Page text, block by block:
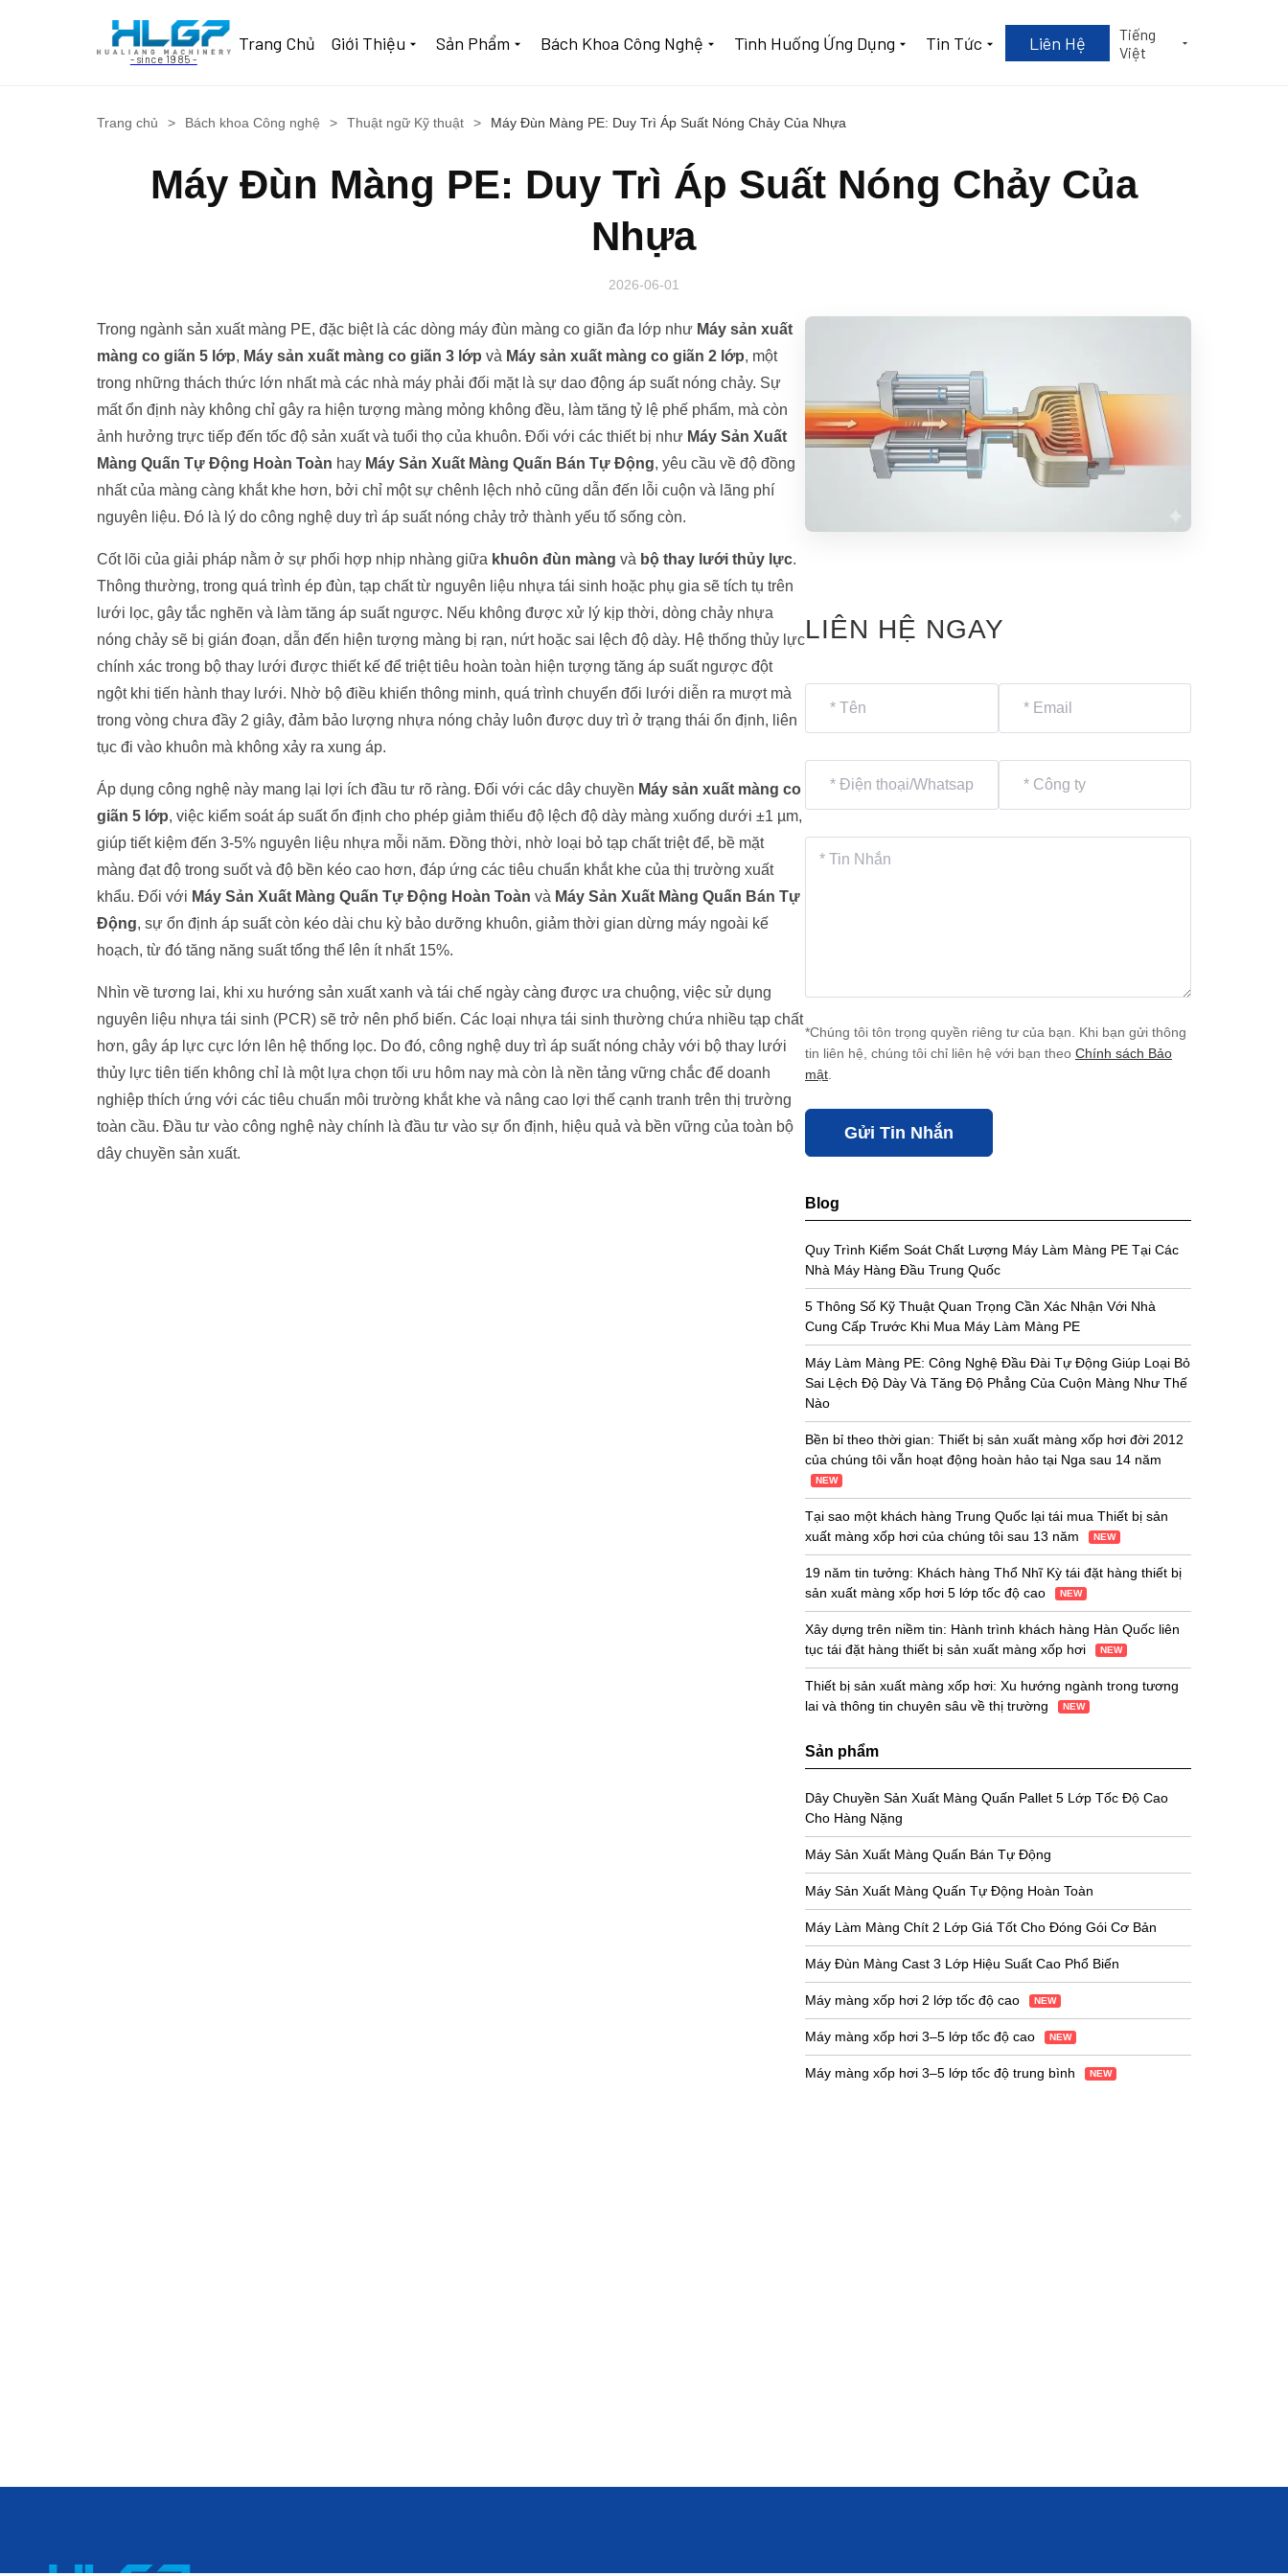
- since 1985 -
Trang Chủ Giới Thiệu Sản Phẩm Bách Khoa Công Nghệ Tình Huống Ứng Dụng Tin Tức Liên Hệ
Tiếng
Việt
Trang chủ > Bách khoa Công nghệ > Thuật ngữ Kỹ thuật > Máy Đùn Màng PE: Duy Trì Áp Suất Nóng Chảy Của Nhựa
Máy Đùn Màng PE: Duy Trì Áp Suất Nóng Chảy Của
Nhựa
2026-06-01
Trong ngành sản xuất màng PE, đặc biệt là các dòng máy đùn màng co giãn đa lớp như Máy sản xuất
màng co giãn 5 lớp, Máy sản xuất màng co giãn 3 lớp và Máy sản xuất màng co giãn 2 lớp, một
trong những thách thức lớn nhất mà các nhà máy phải đối mặt là sự dao động áp suất nóng chảy. Sự
mất ổn định này không chỉ gây ra hiện tượng màng mỏng không đều, làm tăng tỷ lệ phế phẩm, mà còn
ảnh hưởng trực tiếp đến tốc độ sản xuất và tuổi thọ của khuôn. Đối với các thiết bị như Máy Sản Xuất
Màng Quấn Tự Động Hoàn Toàn hay Máy Sản Xuất Màng Quấn Bán Tự Động, yêu cầu về độ đồng
nhất của màng càng khắt khe hơn, bởi chỉ một sự chênh lệch nhỏ cũng dẫn đến lỗi cuộn và lãng phí
nguyên liệu. Đó là lý do công nghệ duy trì áp suất nóng chảy trở thành yếu tố sống còn.
Cốt lõi của giải pháp nằm ở sự phối hợp nhịp nhàng giữa khuôn đùn màng và bộ thay lưới thủy lực.
Thông thường, trong quá trình ép đùn, tạp chất từ nguyên liệu nhựa tái sinh hoặc phụ gia sẽ tích tụ trên
lưới lọc, gây tắc nghẽn và làm tăng áp suất ngược. Nếu không được xử lý kịp thời, dòng chảy nhựa
nóng chảy sẽ bị gián đoạn, dẫn đến hiện tượng màng bị rạn, nứt hoặc sai lệch độ dày. Hệ thống thủy lực
chính xác trong bộ thay lưới được thiết kế để triệt tiêu hoàn toàn hiện tượng tăng áp suất ngược đột
ngột khi tiến hành thay lưới. Nhờ bộ điều khiển thông minh, quá trình chuyển đổi lưới diễn ra mượt mà
trong vòng chưa đầy 2 giây, đảm bảo lượng nhựa nóng chảy luôn được duy trì ở trạng thái ổn định, liên
tục đi vào khuôn mà không xảy ra xung áp.
Áp dụng công nghệ này mang lại lợi ích đầu tư rõ ràng. Đối với các dây chuyền Máy sản xuất màng co
giãn 5 lớp, việc kiểm soát áp suất ổn định cho phép giảm thiểu độ lệch độ dày màng xuống dưới ±1 µm,
giúp tiết kiệm đến 3-5% nguyên liệu nhựa mỗi năm. Đồng thời, nhờ loại bỏ tạp chất triệt để, bề mặt
màng đạt độ trong suốt và độ bền kéo cao hơn, đáp ứng các tiêu chuẩn khắt khe của thị trường xuất
khẩu. Đối với Máy Sản Xuất Màng Quấn Tự Động Hoàn Toàn và Máy Sản Xuất Màng Quấn Bán Tự
Động, sự ổn định áp suất còn kéo dài chu kỳ bảo dưỡng khuôn, giảm thời gian dừng máy ngoài kế
hoạch, từ đó tăng năng suất tổng thể lên ít nhất 15%.
Nhìn về tương lai, khi xu hướng sản xuất xanh và tái chế ngày càng được ưa chuộng, việc sử dụng
nguyên liệu nhựa tái sinh (PCR) sẽ trở nên phổ biến. Các loại nhựa tái sinh thường chứa nhiều tạp chất
hơn, gây áp lực cực lớn lên hệ thống lọc. Do đó, công nghệ duy trì áp suất nóng chảy với bộ thay lưới
thủy lực tiên tiến không chỉ là một lựa chọn tối ưu hôm nay mà còn là nền tảng vững chắc để doanh
nghiệp thích ứng với các tiêu chuẩn môi trường khắt khe và nâng cao lợi thế cạnh tranh trên thị trường
toàn cầu. Đầu tư vào công nghệ này chính là đầu tư vào sự ổn định, hiệu quả và bền vững của toàn bộ
dây chuyền sản xuất.
LIÊN HỆ NGAY
*Chúng tôi tôn trọng quyền riêng tư của bạn. Khi bạn gửi thông
tin liên hệ, chúng tôi chỉ liên hệ với bạn theo Chính sách Bảo
mật
Gửi Tin Nhắn
Blog
Quy Trình Kiểm Soát Chất Lượng Máy Làm Màng PE Tại Các
Nhà Máy Hàng Đầu Trung Quốc
5 Thông Số Kỹ Thuật Quan Trọng Cần Xác Nhận Với Nhà
Cung Cấp Trước Khi Mua Máy Làm Màng PE
Máy Làm Màng PE: Công Nghệ Đầu Đài Tự Động Giúp Loại Bỏ
Sai Lệch Độ Dày Và Tăng Độ Phẳng Của Cuộn Màng Như Thế
Nào
Bền bỉ theo thời gian: Thiết bị sản xuất màng xốp hơi đời 2012
của chúng tôi vẫn hoạt động hoàn hảo tại Nga sau 14 năm
NEW
Tại sao một khách hàng Trung Quốc lại tái mua Thiết bị sản
xuất màng xốp hơi của chúng tôi sau 13 năm
NEW
19 năm tin tưởng: Khách hàng Thổ Nhĩ Kỳ tái đặt hàng thiết bị
sản xuất màng xốp hơi 5 lớp tốc độ cao
NEW
Xây dựng trên niềm tin: Hành trình khách hàng Hàn Quốc liên
tục tái đặt hàng thiết bị sản xuất màng xốp hơi
NEW
Thiết bị sản xuất màng xốp hơi: Xu hướng ngành trong tương
lai và thông tin chuyên sâu về thị trường
NEW
Sản phẩm
Dây Chuyền Sản Xuất Màng Quấn Pallet 5 Lớp Tốc Độ Cao
Cho Hàng Nặng
Máy Sản Xuất Màng Quấn Bán Tự Động
Máy Sản Xuất Màng Quấn Tự Động Hoàn Toàn
Máy Làm Màng Chít 2 Lớp Giá Tốt Cho Đóng Gói Cơ Bản
Máy Đùn Màng Cast 3 Lớp Hiệu Suất Cao Phổ Biến
Máy màng xốp hơi 2 lớp tốc độ cao NEW
Máy màng xốp hơi 3–5 lớp tốc độ cao NEW
Máy màng xốp hơi 3–5 lớp tốc độ trung bình NEW